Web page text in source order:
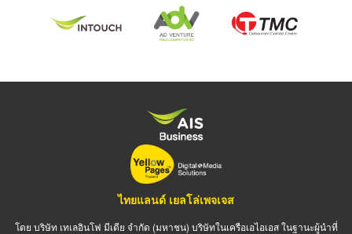
ไทยแลนด์ เยลโล่เพจเจส
โดย บริษัท เทเลอินโฟ มีเดีย จำกัด (มหาชน) บริษัทในเครือเอไอเอส ในฐานะผู้นำที่